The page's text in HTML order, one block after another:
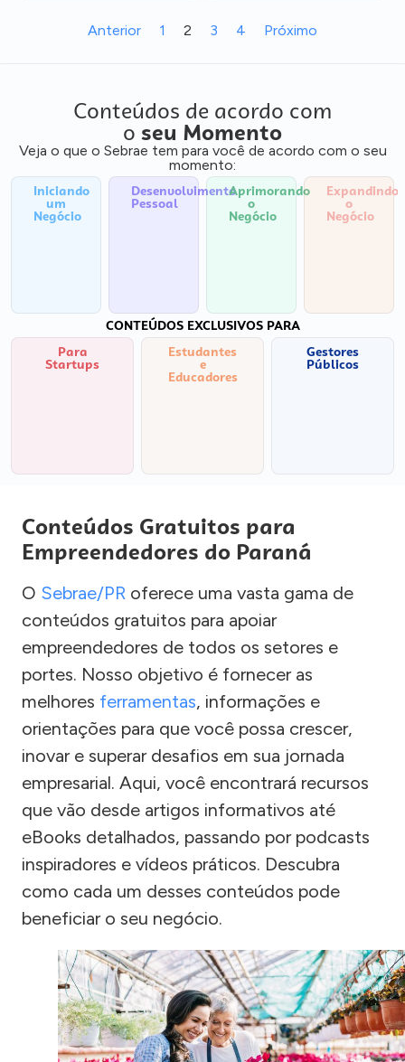
Anterior 1 2 3 4 Próximo
Conteúdos de acordo com
o seu Momento
Veja o que o Sebrae tem para você de acordo com o seu
momento:
Iniciando
um
Negócio
Desenvolvimento
Pessoal
Aprimorando
o
Negócio
Expandindo
o
Negócio
CONTEÚDOS EXCLUSIVOS PARA
Para
Startups
Estudantes
e
Educadores
Gestores
Públicos
Conteúdos Gratuitos para
Empreendedores do Paraná
O Sebrae/PR oferece uma vasta gama de
conteúdos gratuitos para apoiar
empreendedores de todos os setores e
portes. Nosso objetivo é fornecer as
melhores ferramentas, informações e
orientações para que você possa crescer,
inovar e superar desafios em sua jornada
empresarial. Aqui, você encontrará recursos
que vão desde artigos informativos até
eBooks detalhados, passando por podcasts
inspiradores e vídeos práticos. Descubra
como cada um desses conteúdos pode
beneficiar o seu negócio.